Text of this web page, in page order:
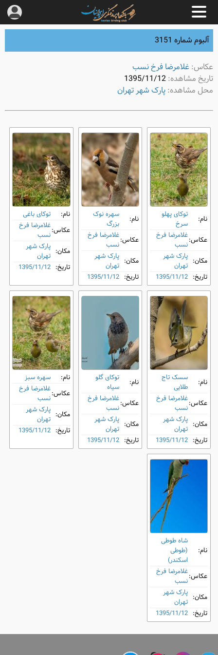
آلبوم شماره 3151
عکاس: غلامرضا فرخ نسب
تاریخ مشاهده:1395/11/12
محل مشاهده:پارک شهر تهران
نام:
توکای پهلو
سرخ
عکاس:غلامرضا فرخ
نسب
مکان: پارک شهر
تهران
تاریخ: 1395/11/12
نام:
سهره نوک
‌بزرگ
عکاس:غلامرضا فرخ
نسب
مکان: پارک شهر
تهران
تاریخ: 1395/11/12
نام:
توکای باغی
عکاس:غلامرضا فرخ
نسب
مکان: پارک شهر
تهران
تاریخ: 1395/11/12
نام:
سسک تاج
‌طلایی
عکاس:غلامرضا فرخ
نسب
مکان: پارک شهر
تهران
تاریخ: 1395/11/12
نام:
توکای گلو
سیاه
عکاس:غلامرضا فرخ
نسب
مکان: پارک شهر
تهران
تاریخ: 1395/11/12
نام:
سهره سبز
عکاس:غلامرضا فرخ
نسب
مکان: پارک شهر
تهران
تاریخ: 1395/11/12
نام:
شاه طوطی
(طوطی
اسکندر)
عکاس:غلامرضا فرخ
نسب
مکان: پارک شهر
تهران
تاریخ: 1395/11/12